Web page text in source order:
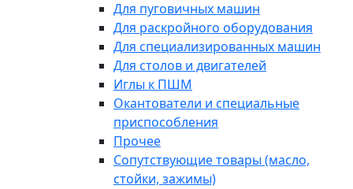
Для пуговичных машин
Для раскройного оборудования
Для специализированных машин
Для столов и двигателей
Иглы к ПШМ
Окантователи и специальные
приспособления
Прочее
Сопутствующие товары (масло,
стойки, зажимы)